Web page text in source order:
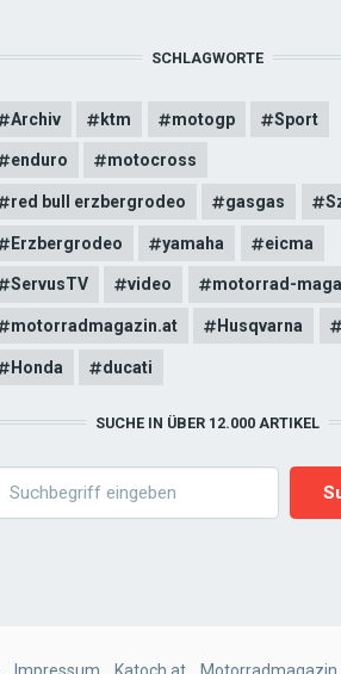
SCHLAGWORTE
Archiv ktm motogp Sport
enduro motocross
red bull erzbergrodeo gasgas
Erzbergrodeo yamaha eicma
ServusTV video motorrad-
motorradmagazin.at Husqvarna
Honda ducati
SUCHE IN ÜBER 12.000 ARTIKEL